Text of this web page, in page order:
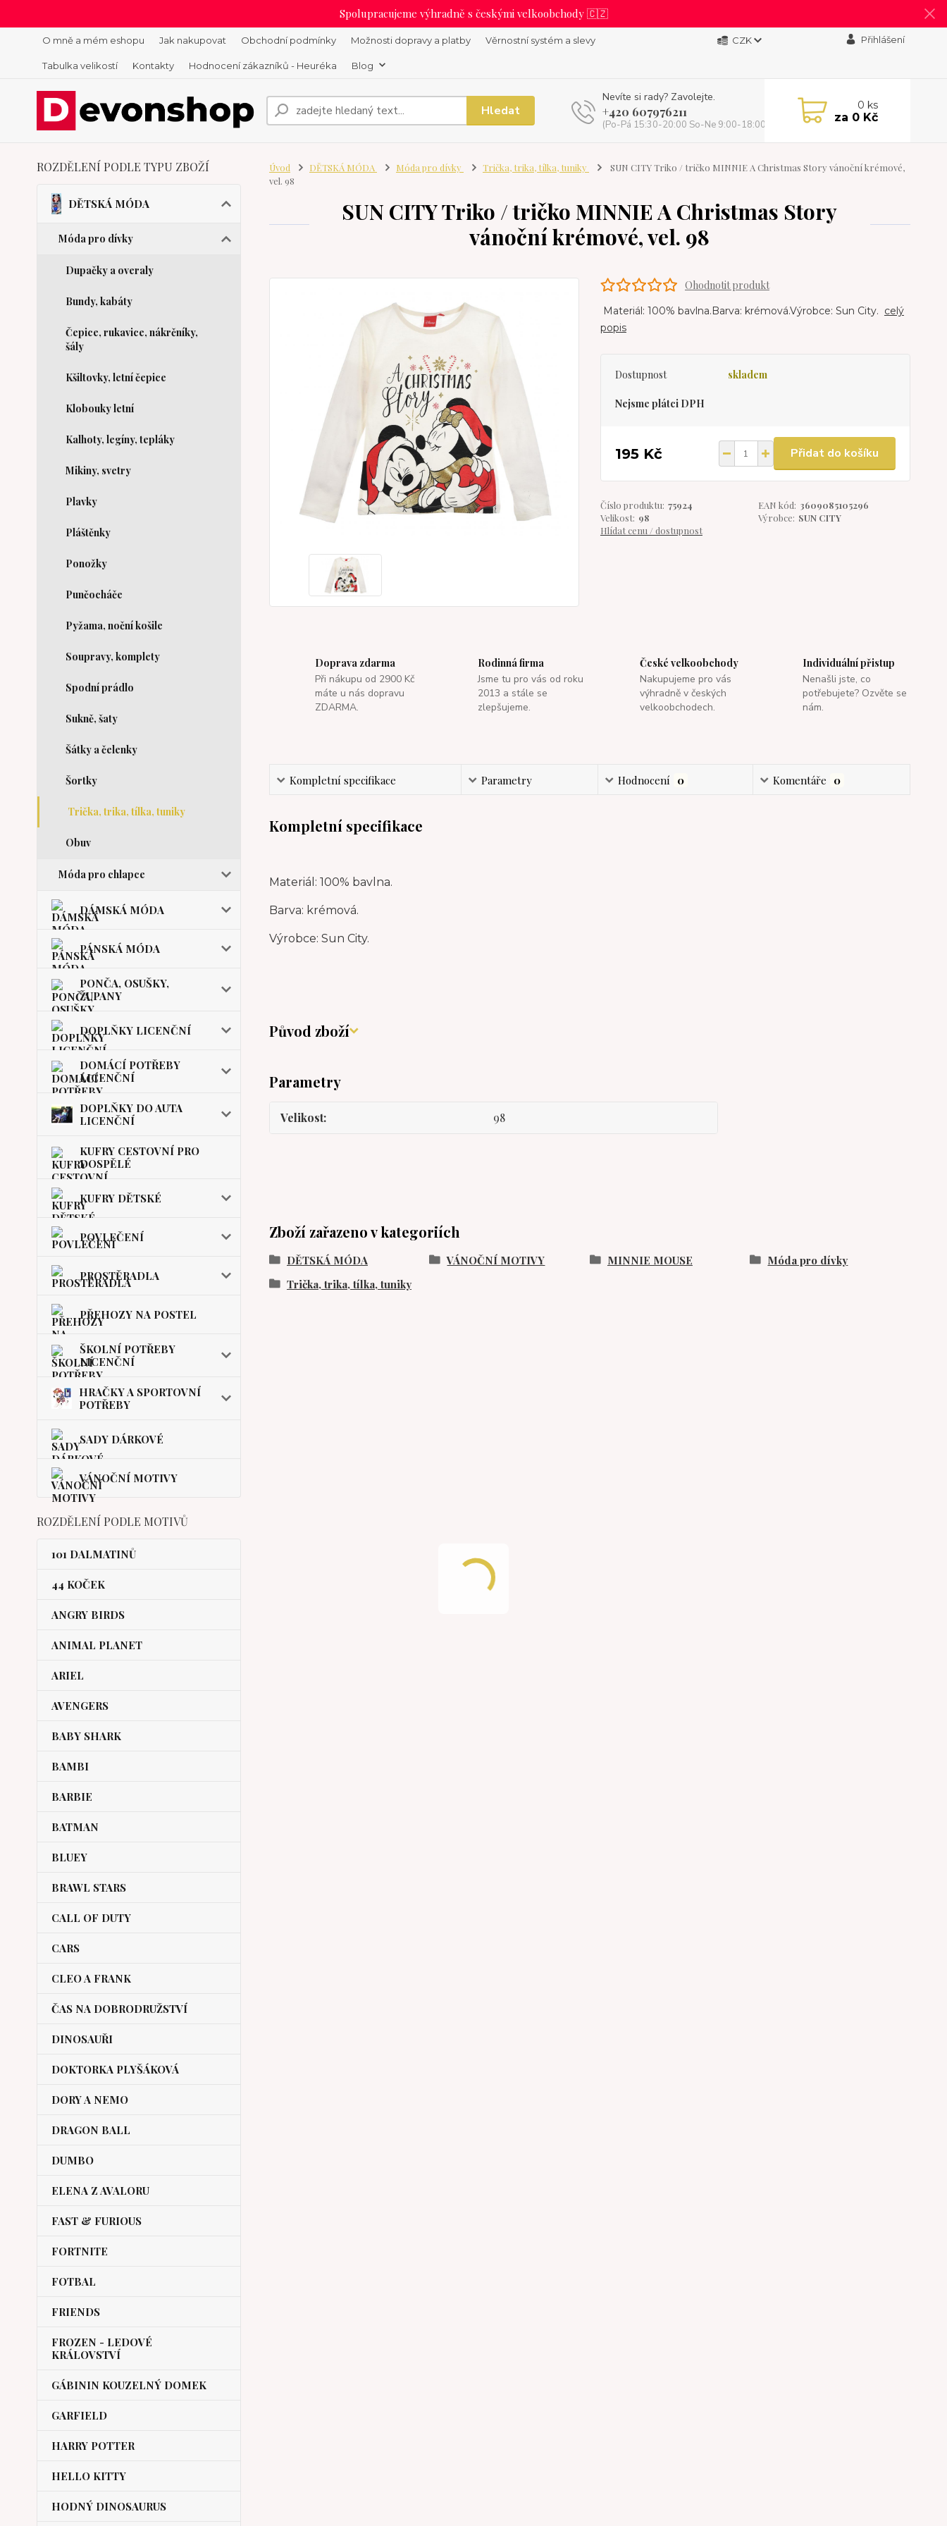
Spolupracujeme výhradně s českými velkoobchody 🇨🇿
O mně a mém eshopu Jak nakupovat Obchodní podmínky Možnosti dopravy a platby Věrnostní systém a slevy
Tabulka velikostí Kontakty Hodnocení zákazníků - Heuréka Blog
CZK Přihlášení
Hledat
Nevíte si rady? Zavolejte.
+420 607976211
(Po-Pá 15:30-20:00 So-Ne 9:00-18:00)
0 ks
za 0 Kč
ROZDĚLENÍ PODLE TYPU ZBOŽÍ
DĚTSKÁ MÓDA
Móda pro dívky
Dupačky a overaly
Bundy, kabáty
Čepice, rukavice, nákrčníky,
šály
Kšiltovky, letní čepice
Klobouky letní
Kalhoty, legíny, tepláky
Mikiny, svetry
Plavky
Pláštěnky
Ponožky
Punčocháče
Pyžama, noční košile
Soupravy, komplety
Spodní prádlo
Sukně, šaty
Šátky a čelenky
Šortky
Trička, trika, tílka, tuniky
Obuv
Móda pro chlapce
DÁMSKÁ MÓDA
PÁNSKÁ MÓDA
PONČA, OSUŠKY,
ŽUPANY
DOPLŇKY LICENČNÍ
DOMÁCÍ POTŘEBY
LICENČNÍ
DOPLŇKY DO AUTA
LICENČNÍ
KUFRY CESTOVNÍ PRO
DOSPĚLÉ
KUFRY DĚTSKÉ
POVLEČENÍ
PROSTĚRADLA
PŘEHOZY NA POSTEL
ŠKOLNÍ POTŘEBY
LICENČNÍ
HRAČKY A SPORTOVNÍ
POTŘEBY
SADY DÁRKOVÉ
VÁNOČNÍ MOTIVY
ROZDĚLENÍ PODLE MOTIVŮ
101 DALMATINŮ
44 KOČEK
ANGRY BIRDS
ANIMAL PLANET
ARIEL
AVENGERS
BABY SHARK
BAMBI
BARBIE
BATMAN
BLUEY
BRAWL STARS
CALL OF DUTY
CARS
CLEO A FRANK
ČAS NA DOBRODRUŽSTVÍ
DINOSAUŘI
DOKTORKA PLYŠÁKOVÁ
DORY A NEMO
DRAGON BALL
DUMBO
ELENA Z AVALORU
FAST & FURIOUS
FORTNITE
FOTBAL
FRIENDS
FROZEN - LEDOVÉ
KRÁLOVSTVÍ
GÁBININ KOUZELNÝ DOMEK
GARFIELD
HARRY POTTER
HELLO KITTY
HODNÝ DINOSAURUS
Úvod DĚTSKÁ MÓDA Móda pro dívky Trička, trika, tílka, tuniky
SUN CITY Triko / tričko MINNIE A Christmas Story vánoční krémové,
vel. 98
SUN CITY Triko / tričko MINNIE A Christmas Story
vánoční krémové, vel. 98
Ohodnotit produkt
Materiál: 100% bavlna.Barva: krémová.Výrobce: Sun City. celý
popis
Dostupnost skladem
Nejsme plátci DPH
195 Kč Přidat do košíku
Číslo produktu: 75924 EAN kód: 3609085105296
Velikost: 98 Výrobce: SUN CITY
Hlídat cenu / dostupnost
Doprava zdarma
Při nákupu od 2900 Kč
máte u nás dopravu
ZDARMA.
Rodinná firma
Jsme tu pro vás od roku
2013 a stále se
zlepšujeme.
České velkoobchody
Nakupujeme pro vás
výhradně v českých
velkoobchodech.
Individuální přistup
Nenašli jste, co
potřebujete? Ozvěte se
nám.
Kompletní specifikace Parametry Hodnocení 0 Komentáře 0
Kompletní specifikace
Materiál: 100% bavlna.
Barva: krémová.
Výrobce: Sun City.
Původ zboží
Parametry
Velikost 98
Zboží zařazeno v kategoriích
DĚTSKÁ MÓDA VÁNOČNÍ MOTIVY MINNIE MOUSE
Móda pro dívky
Trička, trika, tílka, tuniky